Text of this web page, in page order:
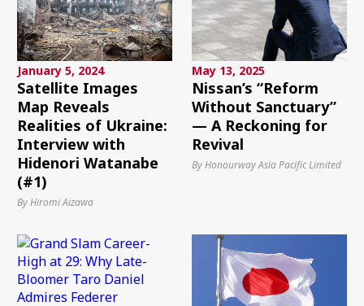
January 5, 2024
Satellite Images
Map Reveals
Realities of Ukraine:
Interview with
Hidenori Watanabe
(#1)
By Hiromi Aizawa
May 13, 2025
Nissan’s “Reform
Without Sanctuary”
— A Reckoning for
Revival
By Honourway Asia Pacific Limited